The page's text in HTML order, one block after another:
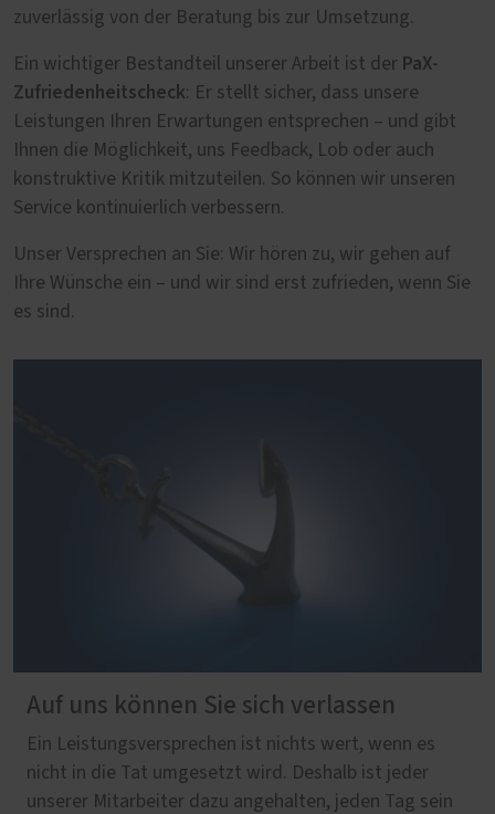
zuverlässig von der Beratung bis zur Umsetzung.
Ein wichtiger Bestandteil unserer Arbeit ist der PaX-
Zufriedenheitscheck: Er stellt sicher, dass unsere
Leistungen Ihren Erwartungen entsprechen – und gibt
Ihnen die Möglichkeit, uns Feedback, Lob oder auch
konstruktive Kritik mitzuteilen. So können wir unseren
Service kontinuierlich verbessern.
Unser Versprechen an Sie: Wir hören zu, wir gehen auf
Ihre Wünsche ein – und wir sind erst zufrieden, wenn Sie
es sind.
Auf uns können Sie sich verlassen
Ein Leistungsversprechen ist nichts wert, wenn es
nicht in die Tat umgesetzt wird. Deshalb ist jeder
unserer Mitarbeiter dazu angehalten, jeden Tag sein